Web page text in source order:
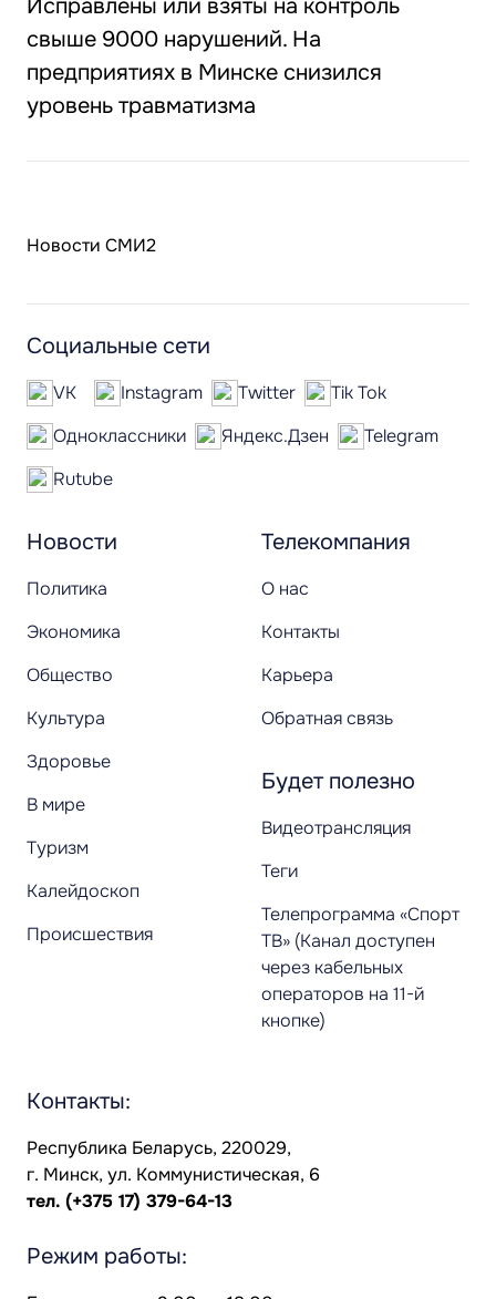
Исправлены или взяты на контроль
свыше 9000 нарушений. На
предприятиях в Минске снизился
уровень травматизма
Новости СМИ2
Новости
Политика
Экономика
Общество
Культура
Здоровье
В мире
Туризм
Калейдоскоп
Происшествия
Телекомпания
О нас
Контакты
Карьера
Обратная связь
Будет полезно
Видеотрансляция
Теги
Телепрограмма «Спорт
ТВ» (Канал доступен
через кабельных
операторов на 11-й
кнопке)
Социальные сети
VK Instagram Twitter
Tik Tok
Одноклассники
Яндекс.Дзен
Telegram
Rutube
Контакты:
Республика Беларусь, 220029,
г. Минск, ул. Коммунистическая, 6
тел. (+375 17) 379-64-13
Режим работы: